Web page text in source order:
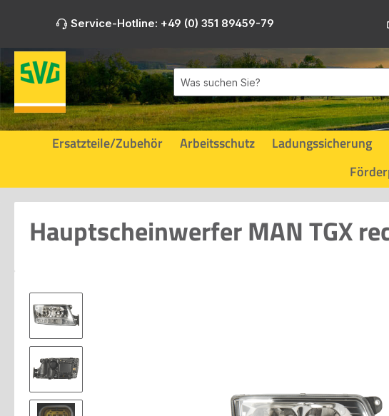
Hauptinhalt springen
Zur Suche springen
Zur Hauptnavigation springen
Service-Hotline: +49 (0) 351 89459-79
Ersatzteile/Zubehör Arbeitsschutz Ladungssicherung
Hauptscheinwerfer MAN TGX
Bildergalerie überspringen